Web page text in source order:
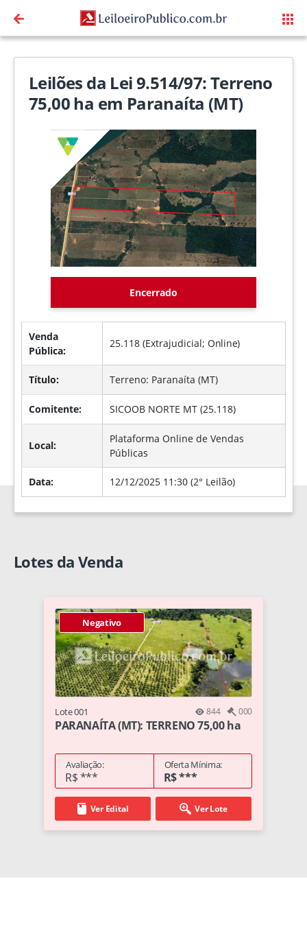
Leilões da Lei 9.514/97: Terreno
75,00 ha em Paranaíta (MT)
Encerrado
Venda
Pública:
25.118 (Extrajudicial; Online)
Título: Terreno: Paranaíta (MT)
Comitente: SICOOB NORTE MT (25.118)
Local:
Plataforma Online de Vendas
Públicas
Data: 12/12/2025 11:30 (2° Leilão)
Lotes da Venda
Negativo
Lote 001 844 000
PARANAÍTA (MT): TERRENO 75,00 ha
Avaliação:
R$ ***
Oferta Mínima:
R$ ***
Ver Edital Ver Lote